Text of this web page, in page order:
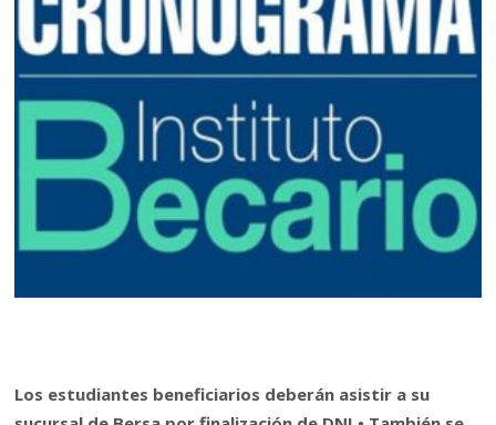
Los estudiantes beneficiarios deberán asistir a su